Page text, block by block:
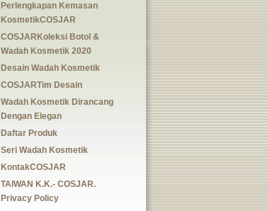
Perlengkapan Kemasan
KosmetikCOSJAR
COSJARKoleksi Botol &
Wadah Kosmetik 2020
Desain Wadah Kosmetik
COSJARTim Desain
Wadah Kosmetik Dirancang
Dengan Elegan
Daftar Produk
Seri Wadah Kosmetik
KontakCOSJAR
TAIWAN K.K.- COSJAR.
Privacy Policy